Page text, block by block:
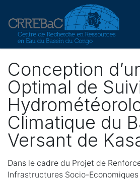
Conception
Optimal de
Climatique du
Versant de
Dans le cadre du Projet de
Infrastructures Socio-Economiques